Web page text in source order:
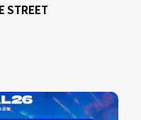
STREET